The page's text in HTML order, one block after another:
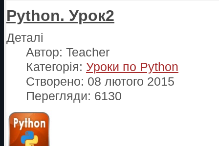
Python. Урок2
Деталі
Автор: Teacher
Категорія: Уроки по Python
Створено: 08 лютого 2015
Перегляди: 6130